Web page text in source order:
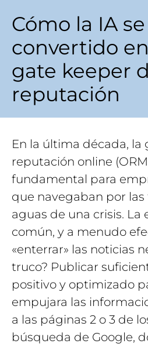
Cómo la IA
convertido
gate keeper
reputación
En la última década, la
reputación online
fundamental para
que navegaban por
aguas de una crisis. La
común, y a menudo
«enterrar» las noticias
truco? Publicar
positivo y optimizado
empujara las
a las páginas 2 o 3 de
búsqueda de Google,